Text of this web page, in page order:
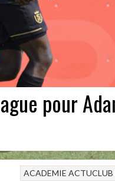
pour
ACADEMIE ACTUCLUB